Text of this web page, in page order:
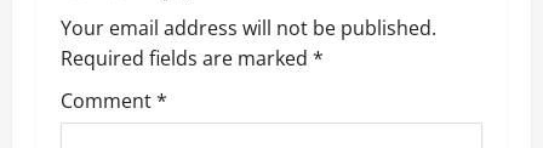
v
i
g
Your email address will not be published.
Required fields are marked *
Comment*